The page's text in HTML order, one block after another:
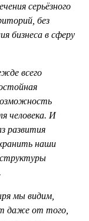
серьёзного
без
бизнеса в сферу
всего
человека. И
развития
наши
мы видим,
даже от того,